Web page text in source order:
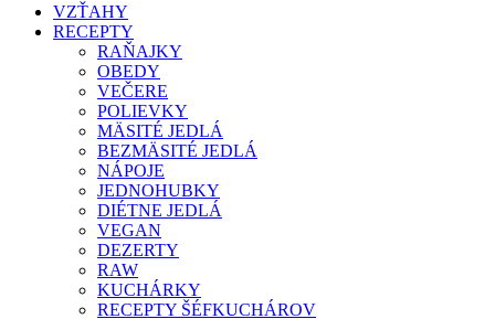
VZŤAHY
RECEPTY
RAŇAJKY
OBEDY
VEČERE
POLIEVKY
MÄSITÉ JEDLÁ
BEZMÄSITÉ JEDLÁ
NÁPOJE
JEDNOHUBKY
DIÉTNE JEDLÁ
VEGAN
DEZERTY
RAW
KUCHÁRKY
RECEPTY ŠÉFKUCHÁROV